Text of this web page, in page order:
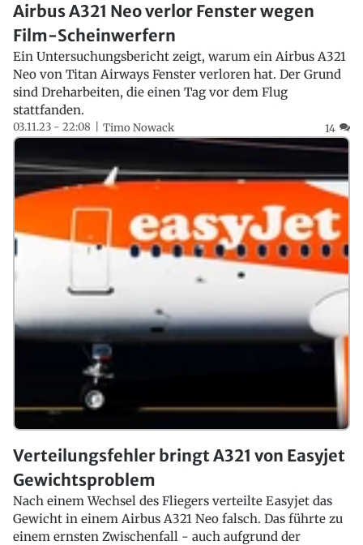
Airbus A321 Neo verlor Fenster wegen
Film-Scheinwerfern
Ein Untersuchungsbericht zeigt, warum ein Airbus A321
Neo von Titan Airways Fenster verloren hat. Der Grund
sind Dreharbeiten, die einen Tag vor dem Flug
stattfanden.
03.11.23 - 22:08 Timo Nowack 14
Verteilungsfehler bringt A321 von Easyjet
Gewichtsproblem
Nach einem Wechsel des Fliegers verteilte Easyjet das
Gewicht in einem Airbus A321 Neo falsch. Das führte zu
einem ernsten Zwischenfall - auch aufgrund der